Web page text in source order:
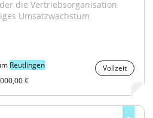
die Vertriebsorganisation
Umsatzwachstum
Reutlingen
Vollzeit
€